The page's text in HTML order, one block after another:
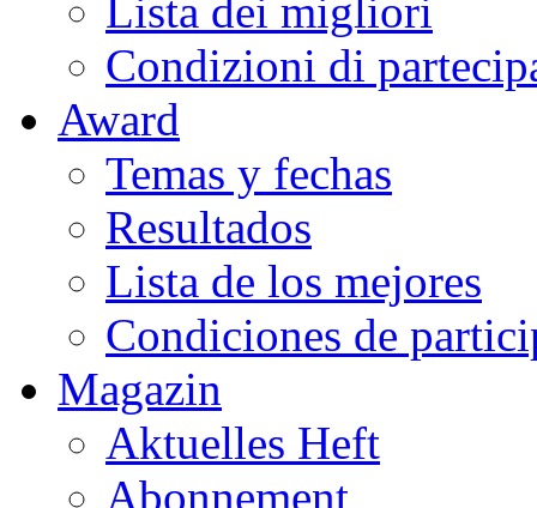
Lista dei migliori
Condizioni di
Award
Temas y fechas
Resultados
Lista de los mejores
Condiciones de
Magazin
Aktuelles Heft
Abonnement